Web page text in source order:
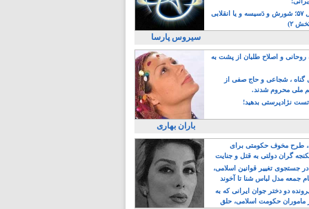
رویداد سال ۵۷؛ شورش و دَسیسه و یا انقلابی
۲)
سیروس پارسا
و اصلاح طلبان از پشت به
گناه ، شجاعی و حاج صفی از
ملی محروم شدند.
نژادپرستی بدهید!
باران بهاری
مخوف حکومتی برای
گران دولتی به قتل و جنایت
جستجوی تغییر قوانین اسلامی،
جمعه مدل لباس شنا تا آخوند
دو دختر جوان ایرانی که به
ماموران حکومت اسلامی، حلق